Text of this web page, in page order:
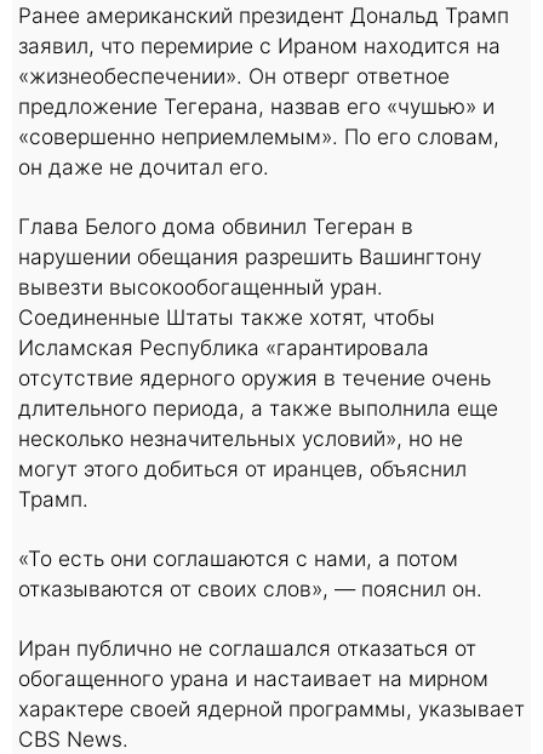
Ранее американский президент Дональд Трамп
заявил, что перемирие с Ираном находится на
«жизнеобеспечении». Он отверг ответное
предложение Тегерана, назвав его «чушью» и
«совершенно неприемлемым». По его словам,
он даже не дочитал его.
Глава Белого дома обвинил Тегеран в
нарушении обещания разрешить Вашингтону
вывезти высокообогащенный уран.
Соединенные Штаты также хотят, чтобы
Исламская Республика «гарантировала
отсутствие ядерного оружия в течение очень
длительного периода, а также выполнила еще
несколько незначительных условий», но не
могут этого добиться от иранцев, объяснил
Трамп.
«То есть они соглашаются с нами, а потом
отказываются от своих слов», — пояснил он.
Иран публично не соглашался отказаться от
обогащенного урана и настаивает на мирном
характере своей ядерной программы, указывает
CBS News.